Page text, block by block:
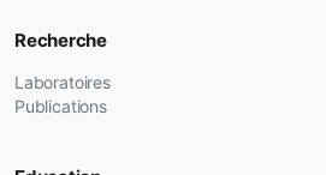
Recherche
Laboratoires
Publications